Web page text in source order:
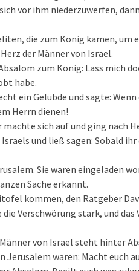
vor ihm niederzuwerfen,
die zum König kamen, um
der Männer von Israel.
zum König: Lass mich
habe.
ein Gelübde und sagte:
Herrn dienen!
machte sich auf und ging nach
und ließ sagen: Sobald ihr
Sie waren eingeladen
Sache erkannt.
kommen, den Ratgeber
Verschwörung stark, und
von Israel steht hinter
Jerusalem waren: Macht euch